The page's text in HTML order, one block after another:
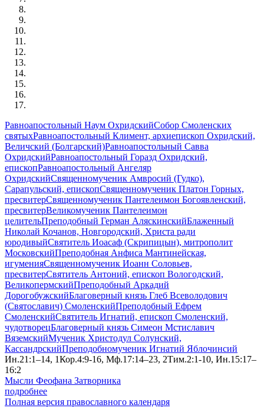
Равноапостольный Наум ОхридскийСобор Смоленских
святыхРавноапостольный Климент, архиепископ Охридский,
Величский (Болгарский)Равноапостольный Савва
ОхридскийРавноапостольный Горазд Охридский,
епископРавноапостольный Ангеляр
ОхридскийСвященномученик Амвросий (Гудко),
Сарапульский, епископСвященномученик Платон Горных,
пресвитерСвященномученик Пантелеимон Богоявленский,
пресвитерВеликомученик Пантелеимон
целительПреподобный Герман АляскинскийБлаженный
Николай Кочанов, Новгородский, Христа ради
юродивыйСвятитель Иоасаф (Скрипицын), митрополит
МосковскийПреподобная Анфиса Мантинейская,
игуменияСвященномученик Иоанн Соловьев,
пресвитерСвятитель Антоний, епископ Вологодский,
ВеликопермскийПреподобный Аркадий
ДорогобужскийБлаговерный князь Глеб Всеволодович
(Святославич) СмоленскийПреподобный Ефрем
СмоленскийСвятитель Игнатий, епископ Смоленский,
чудотворецБлаговерный князь Симеон Мстиславич
ВяземскийМученик Христодул Солунский,
КассандрскийПреподобномученик Игнатий Яблочинсий
Ин.21:1–14, 1Кор.4:9-16, Мф.17:14–23, 2Тим.2:1-10, Ин.15:17–
16:2
Мысли Феофана Затворника
подробнее
Полная версия православного календаря